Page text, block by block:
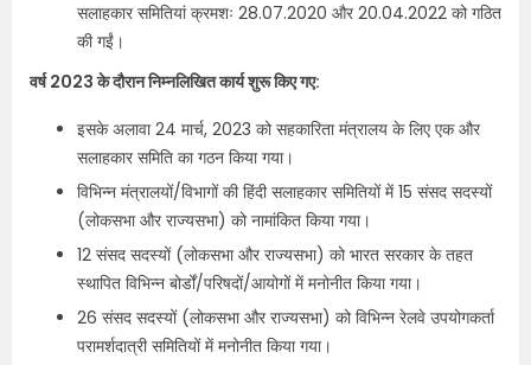
सलाहकार समितियां क्रमशः 28.07.2020 और 20.04.2022 को गठित
की गईं।
वर्ष 2023 के दौरान निम्नलिखित कार्य शुरू किए गए:
इसके अलावा 24 मार्च, 2023 को सहकारिता मंत्रालय के लिए एक और
सलाहकार समिति का गठन किया गया।
विभिन्न मंत्रालयों/विभागों की हिंदी सलाहकार समितियों में 15 संसद सदस्यों
(लोकसभा और राज्यसभा) को नामांकित किया गया।
12 संसद सदस्यों (लोकसभा और राज्यसभा) को भारत सरकार के तहत
स्थापित विभिन्न बोर्डों/परिषदों/आयोगों में मनोनीत किया गया।
26 संसद सदस्यों (लोकसभा और राज्यसभा) को विभिन्न रेलवे उपयोगकर्ता
परामर्शदात्री समितियों में मनोनीत किया गया।